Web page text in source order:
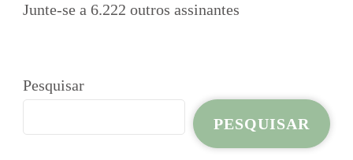
Junte-se a 6.222 outros assinantes
Pesquisar
PESQUISAR